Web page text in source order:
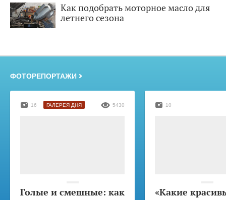
Как подобрать моторное масло для
летнего сезона
ФОТОРЕПОРТАЖИ
Голые и смешные: как
16 ГАЛЕРЕЯ ДНЯ 5430
«Какие
10